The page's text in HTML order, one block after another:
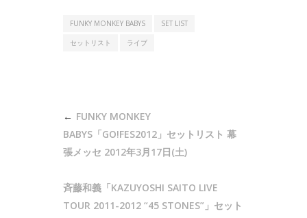
FUNKY MONKEY BABYS
SET LIST
セットリスト
ライブ
FUNKY MONKEY
BABYS「GO!FES2012」セットリスト 幕
張メッセ 2012年3月17日(土)
斉藤和義「KAZUYOSHI SAITO LIVE
TOUR 2011-2012 “45 STONES”」セット